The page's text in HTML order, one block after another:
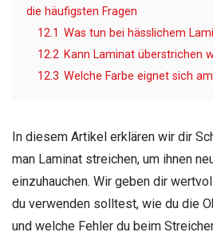
die häufigsten Fragen
12.1 Was tun bei hässlichem
12.2 Kann Laminat überstrichen
12.3 Welche Farbe eignet sich
In diesem Artikel erklären wir dir
man Laminat streichen, um ihnen
einzuhauchen. Wir geben dir
du verwenden solltest, wie du die
und welche Fehler du beim